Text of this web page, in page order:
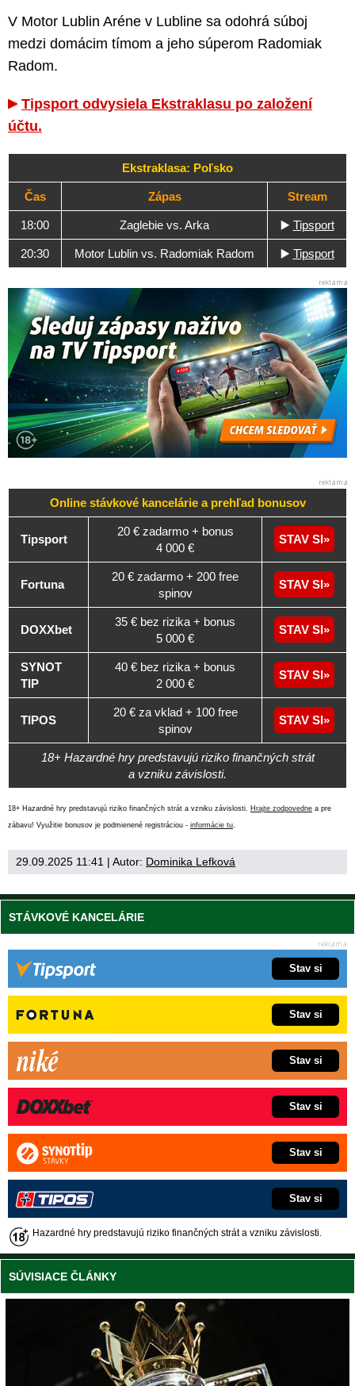
V Motor Lublin Aréne v Lubline sa odohrá súboj
medzi domácim tímom a jeho súperom Radomiak
Radom.
Tipsport odvysiela Ekstraklasu po založení
účtu.
Ekstraklasa: Poľsko
Čas Zápas Stream
18:00 Zaglebie vs. Arka ▶️ Tipsport
20:30 Motor Lublin vs. Radomiak Radom ▶️ Tipsport
Online stávkové kancelárie a prehľad bonusov
Tipsport
20 € zadarmo + bonus
4 000 €
STAV SI
Fortuna
20 € zadarmo + 200 free
spinov
STAV SI
DOXXbet
35 € bez rizika + bonus
5 000 €
STAV SI
SYNOT
TIP
40 € bez rizika + bonus
2 000 €
STAV SI
TIPOS
20 € za vklad + 100 free
spinov
STAV SI
18+ Hazardné hry predstavujú riziko finančných strát
a vzniku závislosti.
18+ Hazardné hry predstavujú riziko finančných strát a vzniku závislosti. Hrajte zodpovedne a pre
zábavu! Využitie bonusov je podmienené registráciou - informácie tu
29.09.2025 11:41 | Autor: Dominika Lefková
STÁVKOVÉ KANCELÁRIE
Stav si
Stav si
Stav si
Stav si
Stav si
Stav si
Hazardné hry predstavujú riziko finančných strát a vzniku závislosti.
SÚVISIACE ČLÁNKY